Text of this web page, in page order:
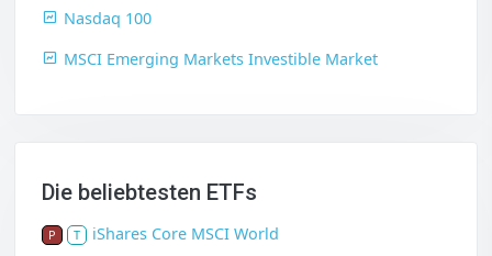
Nasdaq 100
MSCI Emerging Markets Investible Market
Die beliebtesten ETFs
P T iShares Core MSCI World